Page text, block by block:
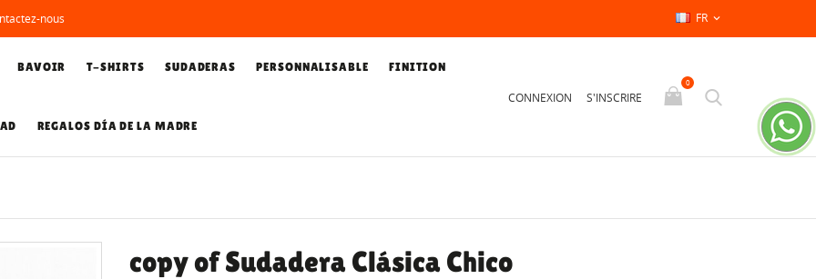
nous FR 
BAVOIR T-SHIRTS SUDADERAS PERSONNALISABLE FINITION
REGALOS DÍA DE LA MADRE
CONNEXION S'INSCRIRE
0
copy of Sudadera Clásica Chico